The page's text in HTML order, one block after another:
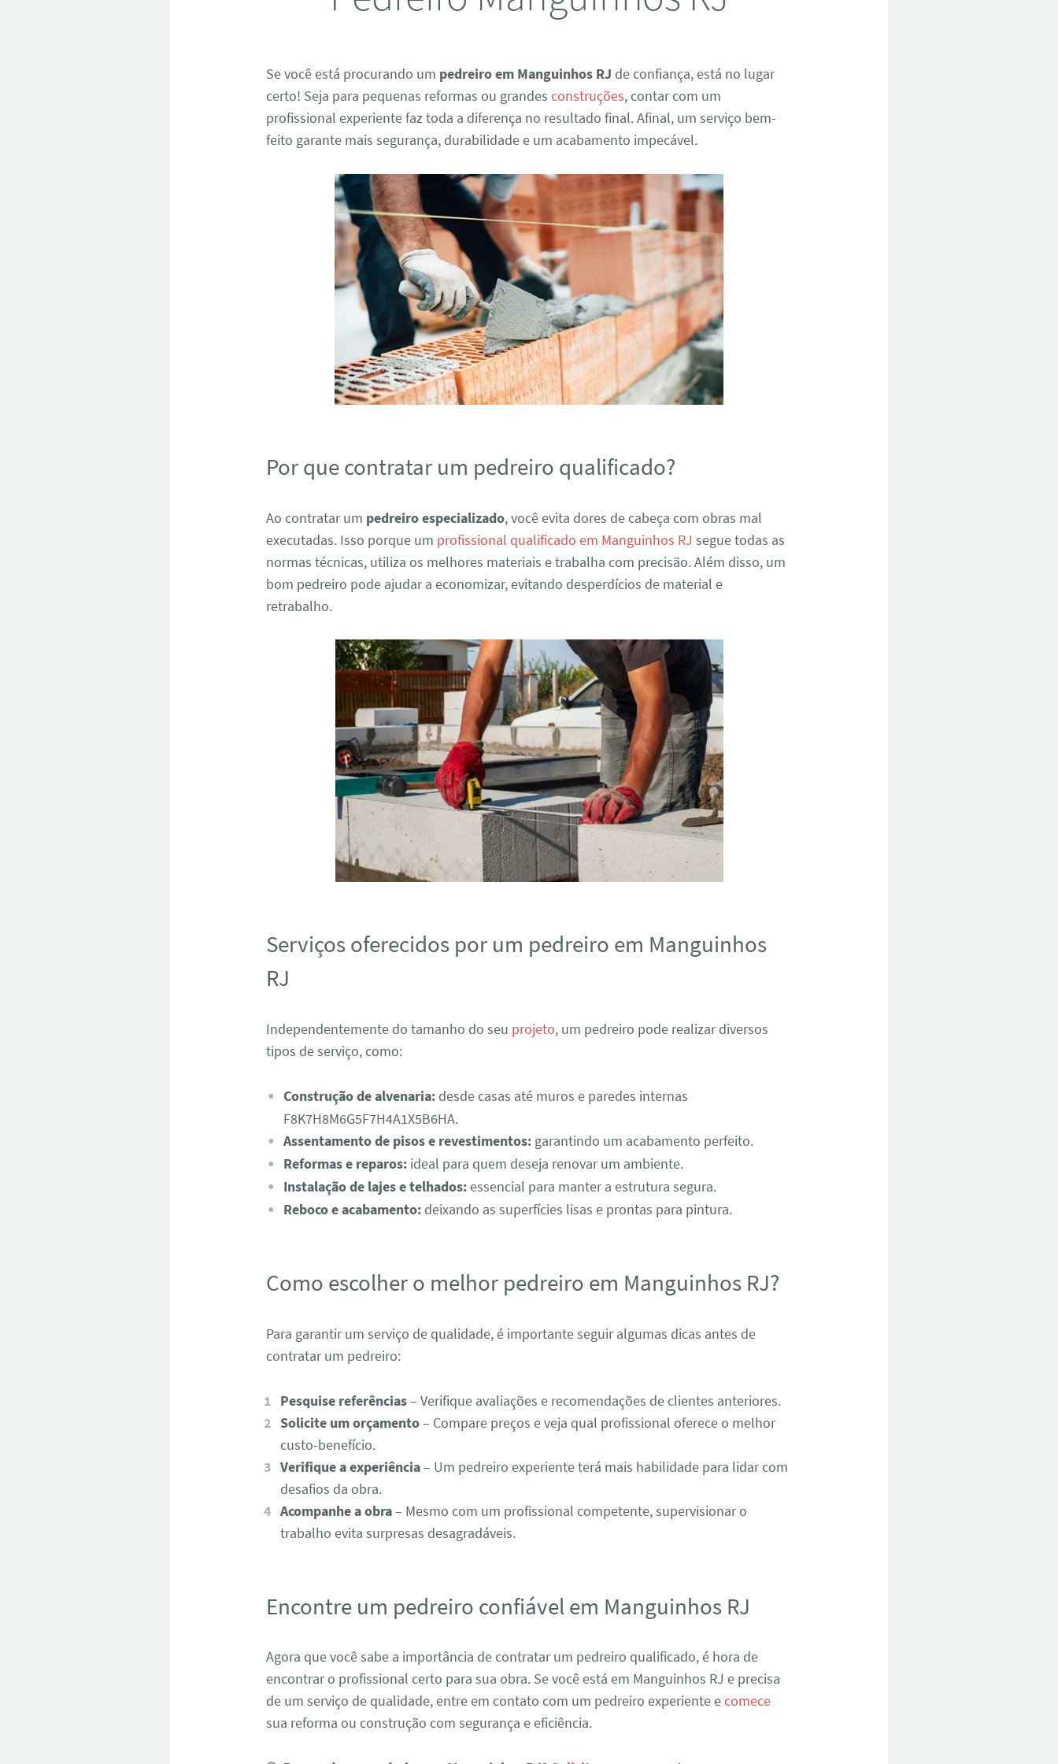
Se você está procurando um pedreiro em Manguinhos RJ de confiança, está no lugar
certo! Seja para pequenas reformas ou grandesconstruções, contar com um
profissional experiente faz toda a diferença no resultado final. Afinal, um serviço bem-
feito garante mais segurança, durabilidade e um acabamento impecável.
Por que contratar um pedreiro qualificado?
Ao contratar um pedreiro especializado, você evita dores de cabeça com obras mal
executadas. Isso porque um profissional qualificado em Manguinhos RJ segue todas as
normas técnicas, utiliza os melhores materiais e trabalha com precisão. Além disso, um
bom pedreiro pode ajudar a economizar, evitando desperdícios de material e
retrabalho.
Serviços oferecidos por um pedreiro em Manguinhos
RJ
Independentemente do tamanho do seu projeto, um pedreiro pode realizar diversos
tipos de serviço, como:
Construção de alvenaria:desde casas até muros e paredes internas
F8K7H8M6G5F7H4A1X5B6HA.
Assentamento de pisos e revestimentos:garantindo um acabamento perfeito.
Reformas e reparos:ideal para quem deseja renovar um ambiente.
Instalação de lajes e telhados:essencial para manter a estrutura segura.
Reboco e acabamento:deixando as superfícies lisas e prontas para pintura.
Como escolher o melhor pedreiro em Manguinhos RJ?
Para garantir um serviço de qualidade, é importante seguir algumas dicas antes de
contratar um pedreiro:
Pesquise referências– Verifique avaliações e recomendações de clientes anteriores.
Solicite um orçamento– Compare preços e veja qual profissional oferece o melhor
custo-benefício.
Verifique a experiência– Um pedreiro experiente terá mais habilidade para lidar com
desafios da obra.
Acompanhe a obra– Mesmo com um profissional competente, supervisionar o
trabalho evita surpresas desagradáveis.
Encontre um pedreiro confiável em Manguinhos RJ
Agora que você sabe a importância de contratar um pedreiro qualificado, é hora de
encontrar o profissional certo para sua obra. Se você está em Manguinhos RJ e precisa
de um serviço de qualidade, entre em contato com um pedreiro experiente ecomece
sua reforma ou construção com segurança e eficiência.